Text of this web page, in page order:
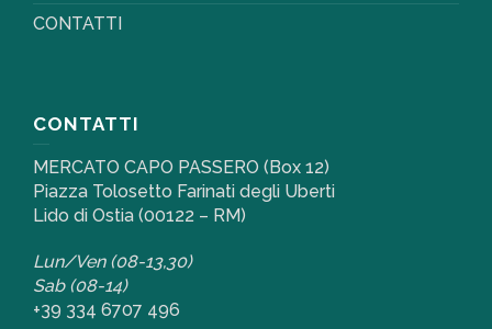
CONTATTI
CONTATTI
MERCATO CAPO PASSERO (Box 12)
Piazza Tolosetto Farinati degli Uberti
Lido di Ostia (00122 – RM)
Lun/Ven (08-13,30)
Sab (08-14)
+39 334 6707 496